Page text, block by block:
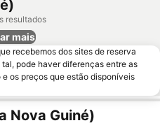
resultados
mais
recebemos dos sites de reserva
pode haver diferenças entre as
os preços que estão disponíveis
Nova Guiné)